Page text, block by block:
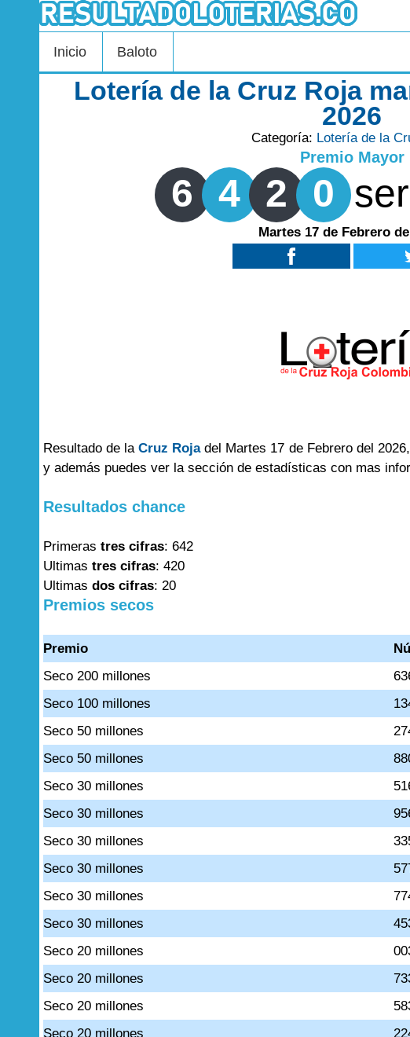
Inicio Baloto
Lotería de la Cruz Roja
2026
Categoría: Lotería de la
Premio Mayor
6 4 2 0
Martes 17 de Febrero
Resultado de laCruz Rojadel Martes 17 de Febrero del
y además puedes ver la sección de estadísticas con mas
Resultados chance
Primeras tres cifras: 642
Ultimas tres cifras: 420
Ultimas dos cifras: 20
Premios secos
Premio
Seco 200 millones
Seco 100 millones
Seco 50 millones
Seco 50 millones
Seco 30 millones
Seco 30 millones
Seco 30 millones
Seco 30 millones
Seco 30 millones
Seco 30 millones
Seco 20 millones
Seco 20 millones
Seco 20 millones
Seco 20 millones